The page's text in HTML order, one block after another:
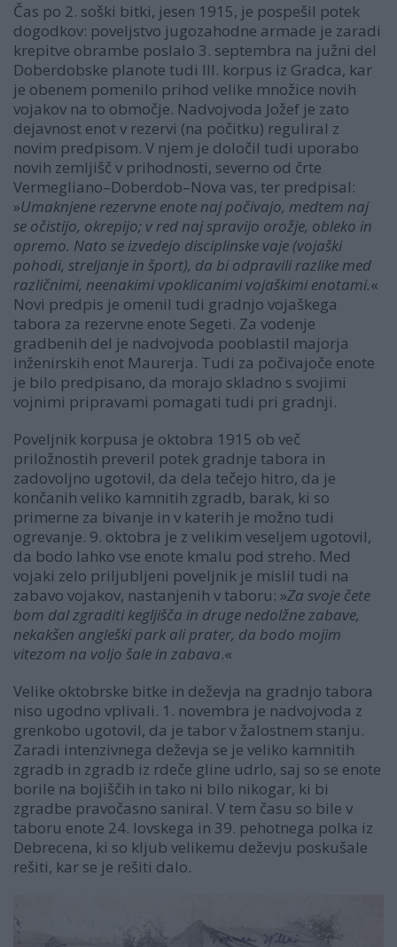
Čas po 2. soški bitki, jesen 1915, je pospešil potek
dogodkov: poveljstvo jugozahodne armade je zaradi
krepitve obrambe poslalo 3. septembra na južni del
Doberdobske planote tudi III. korpus iz Gradca, kar
je obenem pomenilo prihod velike množice novih
vojakov na to območje. Nadvojvoda Jožef je zato
dejavnost enot v rezervi (na počitku) reguliral z
novim predpisom. V njem je določil tudi uporabo
novih zemljišč v prihodnosti, severno od črte
Vermegliano–Doberdob–Nova vas, ter predpisal:
»Umaknjene rezervne enote naj počivajo, medtem naj
se očistijo, okrepijo; v red naj spravijo orožje, obleko in
opremo. Nato se izvedejo disciplinske vaje (vojaški
pohodi, streljanje in šport), da bi odpravili razlike med
različnimi, neenakimi vpoklicanimi vojaškimi enotami.«
Novi predpis je omenil tudi gradnjo vojaškega
tabora za rezervne enote Segeti. Za vodenje
gradbenih del je nadvojvoda pooblastil majorja
inženirskih enot Maurerja. Tudi za počivajoče enote
je bilo predpisano, da morajo skladno s svojimi
vojnimi pripravami pomagati tudi pri gradnji.
Poveljnik korpusa je oktobra 1915 ob več
priložnostih preveril potek gradnje tabora in
zadovoljno ugotovil, da dela tečejo hitro, da je
končanih veliko kamnitih zgradb, barak, ki so
primerne za bivanje in v katerih je možno tudi
ogrevanje. 9. oktobra je z velikim veseljem ugotovil,
da bodo lahko vse enote kmalu pod streho. Med
vojaki zelo priljubljeni poveljnik je mislil tudi na
zabavo vojakov, nastanjenih v taboru: »Za svoje čete
bom dal zgraditi kegljišča in druge nedolžne zabave,
nekakšen angleški park ali prater, da bodo mojim
vitezom na voljo šale in zabava.«
Velike oktobrske bitke in deževja na gradnjo tabora
niso ugodno vplivali. 1. novembra je nadvojvoda z
grenkobo ugotovil, da je tabor v žalostnem stanju.
Zaradi intenzivnega deževja se je veliko kamnitih
zgradb in zgradb iz rdeče gline udrlo, saj so se enote
borile na bojiščih in tako ni bilo nikogar, ki bi
zgradbe pravočasno saniral. V tem času so bile v
taboru enote 24. lovskega in 39. pehotnega polka iz
Debrecena, ki so kljub velikemu deževju poskušale
rešiti, kar se je rešiti dalo.